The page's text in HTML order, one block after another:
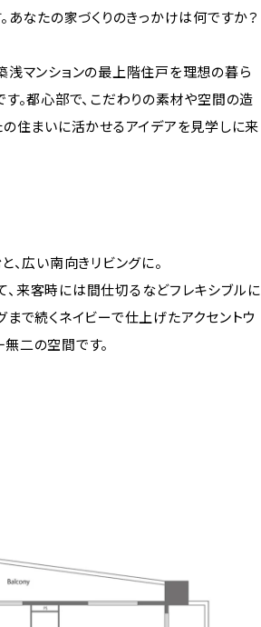
あなたの家づくりのきっかけは何ですか？
浅マンションの最上階住戸を理想の暮ら
。都心部で、こだわりの素材や空間の造
の住まいに活かせるアイデアを見学しに来
広い南向きリビングに。
来客時には間仕切るなどフレキシブルに
で続くネイビーで仕上げたアクセントウ
二の空間です。